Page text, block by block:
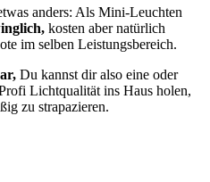
anders: Als Mini-Leuchten
kosten aber natürlich
im selben Leistungsbereich.
Du kannst dir also eine oder
Lichtqualität ins Haus holen,
zu strapazieren.